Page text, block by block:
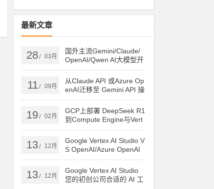
最新文章
28/ 03月
国外主流Gemini/Claude/
OpenAI/Qwen AI大模型开
通
11 / 09月
从Claude API 或Azure Op
enAI迁移至 Gemini API 操
作指导
19/ 02月
GCP上部署 DeepSeek R1
到Compute Engine与Vert
ex AI
13/ 12月
Google Vertex AI Studio V
S OpenAI/Azure OpenAI
商业版本对比
13/ 12月
Google Vertex AI Studio
您的初创公司合适的 AI 工